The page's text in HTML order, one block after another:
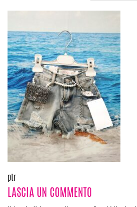
Navigazione
articoli
ptr
LASCIA UN COMMENTO